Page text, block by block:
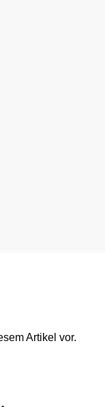
Artikel vor.